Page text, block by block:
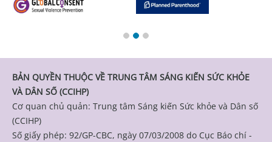
BẢN QUYỀN THUỘC VỀ TRUNG TÂM SÁNG KIẾN SỨC KHỎE
VÀ DÂN SỐ (CCIHP)
Cơ quan chủ quản: Trung tâm Sáng kiến Sức khỏe và Dân số
(CCIHP)
Số giấy phép: 92/GP-CBC, ngày 07/03/2008 do Cục Báo chí -